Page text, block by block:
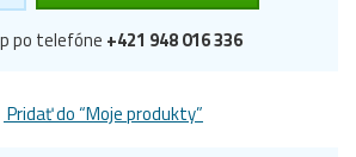
po telefóne +421 948 016 336
Pridať do “Moje produkty”